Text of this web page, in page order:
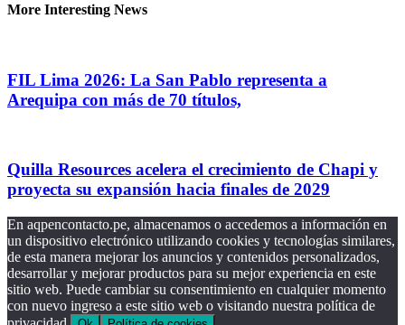
More Interesting News
FIL Lima 2026: La San Pablo representa a
Arequipa con más de 70 títulos,
Quilla Resources acelera el crecimiento de Chapi y
proyecta su expansión hacia finales de 2029
En aqpencontacto.pe, almacenamos o accedemos a información en
un dispositivo electrónico utilizando cookies y tecnologías similares,
de esta manera mejorar los anuncios y contenidos personalizados,
desarrollar y mejorar productos para su mejor experiencia en este
sitio web. Puede cambiar su consentimiento en cualquier momento
con nuevo ingreso a este sitio web o visitando nuestra política de